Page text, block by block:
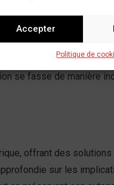
Accepter
Politique de
africain, il est clair
d’une
seulement
se fasse de manière
offrant des
sur les